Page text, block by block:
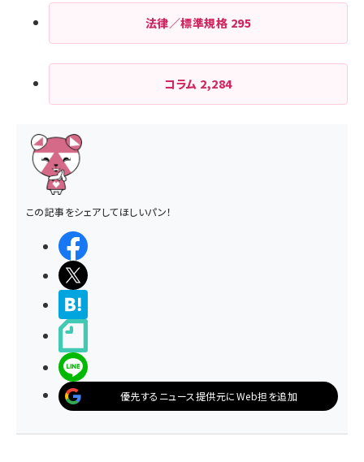
法律／標準規格 295
コラム 2,284
この記事をシェアしてほしいパン！
優先するニュース提供元にWeb担を追加